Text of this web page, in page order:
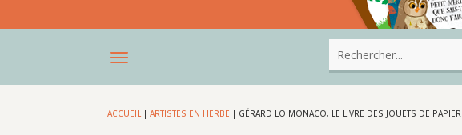
ACCUEIL |ARTISTES EN HERBE | GÉRARD LO MONACO, LE LIVRE DES JOUETS DE PAPIER